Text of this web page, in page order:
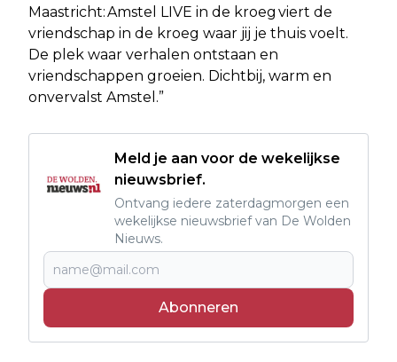
Maastricht: Amstel LIVE in de kroeg viert de
vriendschap in de kroeg waar jij je thuis voelt.
De plek waar verhalen ontstaan en
vriendschappen groeien. Dichtbij, warm en
onvervalst Amstel.”
Meld je aan voor de wekelijkse
nieuwsbrief.
Ontvang iedere zaterdagmorgen een
wekelijkse nieuwsbrief van De Wolden
Nieuws.
Abonneren